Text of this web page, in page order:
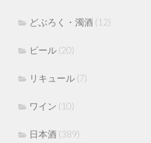
どぶろく・濁酒 (12)
ビール (20)
リキュール (7)
ワイン (10)
日本酒 (389)